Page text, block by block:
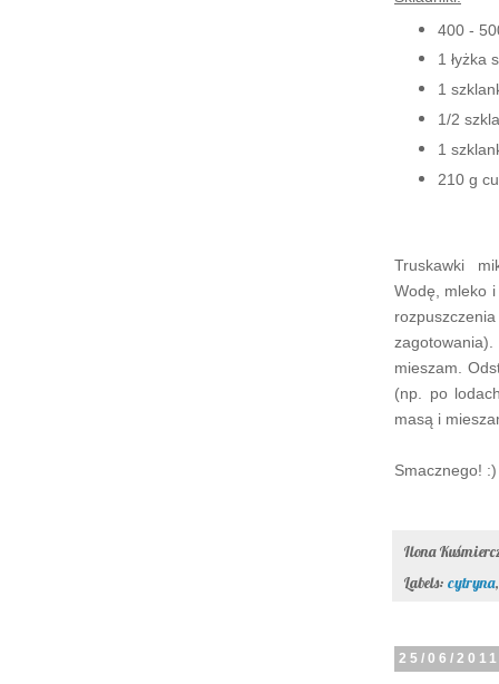
400 -
1 łyżka
1
1/2
1
210 g
Truskawki
Wodę, mleko
mieszam.
(np. po
masą i
Smacznego! :)
Ilona
Labels: cytryna
25/06/